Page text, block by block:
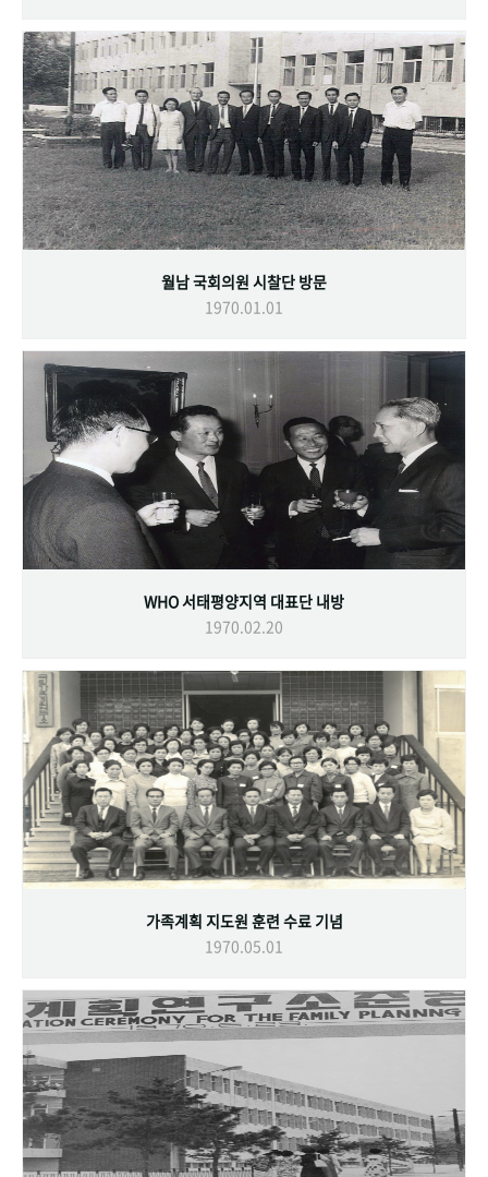
월남 국회의원 시찰단 방문
1970.01.01
WHO 서태평양지역 대표단 내방
1970.02.20
가족계획 지도원 훈련 수료 기념
1970.05.01